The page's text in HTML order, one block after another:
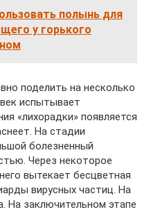
полынь для
у горького
поделить на несколько
испытывает
«лихорадки» появляется
На стадии
болезненный
Через некоторое
вытекает бесцветная
вирусных частиц. На
На заключительном этапе